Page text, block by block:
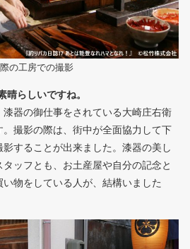
の工房での撮影
らしいですね。
器の御仕事をされている大崎庄右衛
撮影の際は、街中が全面協力して下
することが出来ました。漆器の美し
ッフとも、お土産屋や自分の記念と
物をしている人が、結構いました